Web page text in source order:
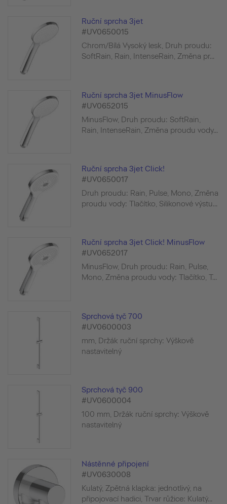
Ruční sprcha 3jet
#UV0650015
Chrom/Bílá Vysoký lesk, Druh proudu:
SoftRain, Rain, IntenseRain, Změna pr...
Ruční sprcha 3jet MinusFlow
#UV0652015
MinusFlow, Druh proudu: SoftRain,
Rain, IntenseRain, Změna proudu vody...
Ruční sprcha 3jet Click!
#UV0650017
Druh proudu: Rain, Pulse, Mono, Změna
proudu vody: Tlačítko, Silikonové výstu...
Ruční sprcha 3jet Click! MinusFlow
#UV0652017
MinusFlow, Druh proudu: Rain, Pulse,
Mono, Změna proudu vody: Tlačítko, T...
Sprchová tyč 700
#UV0600003
mm, Držák ruční sprchy: Výškově
nastavitelný
Sprchová tyč 900
#UV0600004
100 mm, Držák ruční sprchy: Výškově
nastavitelný
Nástěnné připojení
#UV0630008
Kulatý, Zpětná klapka: jednotlivý, na
připojovací hadici, Trvar růžice: Kulatý...